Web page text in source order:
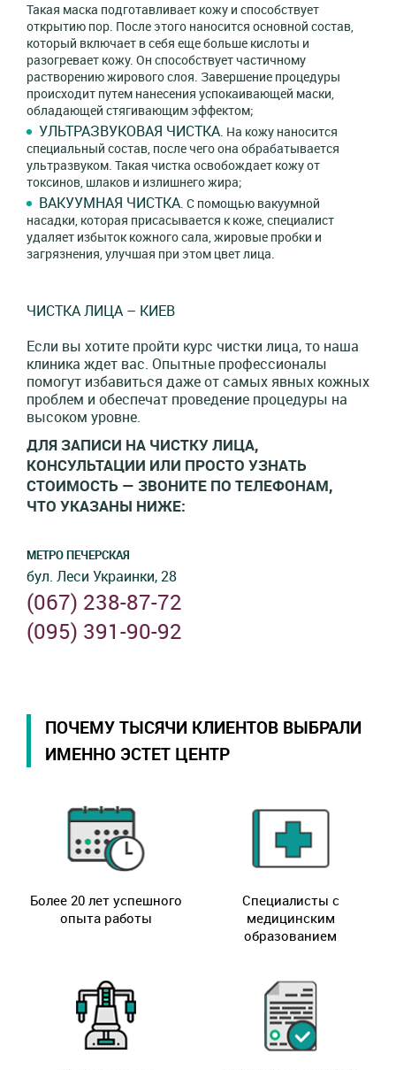
Такая маска подготавливает кожу и способствует
открытию пор. После этого наносится основной состав,
который включает в себя еще больше кислоты и
разогревает кожу. Он способствует частичному
растворению жирового слоя. Завершение процедуры
происходит путем нанесения успокаивающей маски,
обладающей стягивающим эффектом;
УЛЬТРАЗВУКОВАЯ ЧИСТКА. На кожу наносится
специальный состав, после чего она обрабатывается
ультразвуком. Такая чистка освобождает кожу от
токсинов, шлаков и излишнего жира;
ВАКУУМНАЯ ЧИСТКА. С помощью вакуумной
насадки, которая присасывается к коже, специалист
удаляет избыток кожного сала, жировые пробки и
загрязнения, улучшая при этом цвет лица.
ЧИСТКА ЛИЦА – КИЕВ
Если вы хотите пройти курс чистки лица, то наша
клиника ждет вас. Опытные профессионалы
помогут избавиться даже от самых явных кожных
проблем и обеспечат проведение процедуры на
высоком уровне.
ДЛЯ ЗАПИСИ НА ЧИСТКУ ЛИЦА,
КОНСУЛЬТАЦИИ ИЛИ ПРОСТО УЗНАТЬ
СТОИМОСТЬ — ЗВОНИТЕ ПО ТЕЛЕФОНАМ,
ЧТО УКАЗАНЫ НИЖЕ:
МЕТРО ПЕЧЕРСКАЯ
бул. Леси Украинки, 28
(067) 238-87-72
(095) 391-90-92
ПОЧЕМУ ТЫСЯЧИ КЛИЕНТОВ ВЫБРАЛИ
ИМЕННО ЭСТЕТ ЦЕНТР
Более 20 лет успешного
опыта работы
Специалисты с
медицинским
образованием